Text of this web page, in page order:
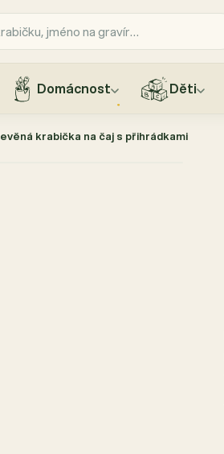
Domácnost Děti
krabička na čaj s přihrádkami